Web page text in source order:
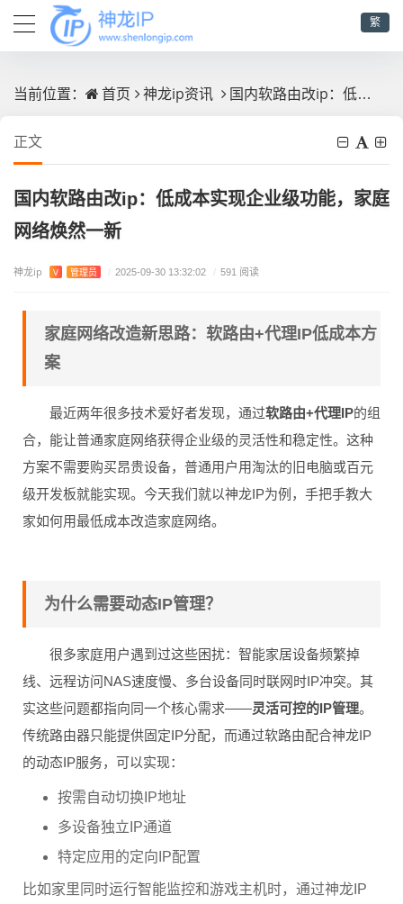
繁
当前位置： 首页 神龙ip资讯 国内软路由改ip：低成本实现企业级功能，家庭网络焕然一新
正文
国内软路由改ip：低成本实现企业级功能，家庭
网络焕然一新
神龙ip V 管理员 / 2025-09-30 13:32:02 / 591 阅读
家庭网络改造新思路：软路由+代理IP低成本方
案
最近两年很多技术爱好者发现，通过软路由+代理IP的组
合，能让普通家庭网络获得企业级的灵活性和稳定性。这种
方案不需要购买昂贵设备，普通用户用淘汰的旧电脑或百元
级开发板就能实现。今天我们就以神龙IP为例，手把手教大
家如何用最低成本改造家庭网络。
为什么需要动态IP管理？
很多家庭用户遇到过这些困扰：智能家居设备频繁掉
线、远程访问NAS速度慢、多台设备同时联网时IP冲突。其
实这些问题都指向同一个核心需求——灵活可控的IP管理。
传统路由器只能提供固定IP分配，而通过软路由配合神龙IP
的动态IP服务，可以实现：
按需自动切换IP地址
多设备独立IP通道
特定应用的定向IP配置
比如家里同时运行智能监控和游戏主机时，通过神龙IP